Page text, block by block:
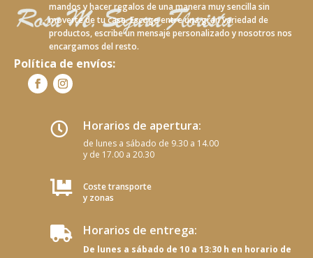
Política de envíos:
mandos y hacer regalos de una manera muy sencilla sin
moverte de tu casa. Escoge entre una gran variedad de
productos, escribe un mensaje personalizado y nosotros nos
encargamos del resto.
 Horarios de apertura:
de lunes a sábado de 9.30 a 14.00
y de 17.00 a 20.30

Coste transporte
y zonas
 Horarios de entrega:
De lunes a sábado de 10 a 13:30 h en horario de